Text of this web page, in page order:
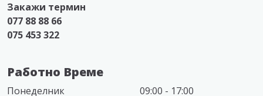
Закажи термин
077 88 88 66
075 453 322
Работно Време
Понеделник 09:00 - 17:00